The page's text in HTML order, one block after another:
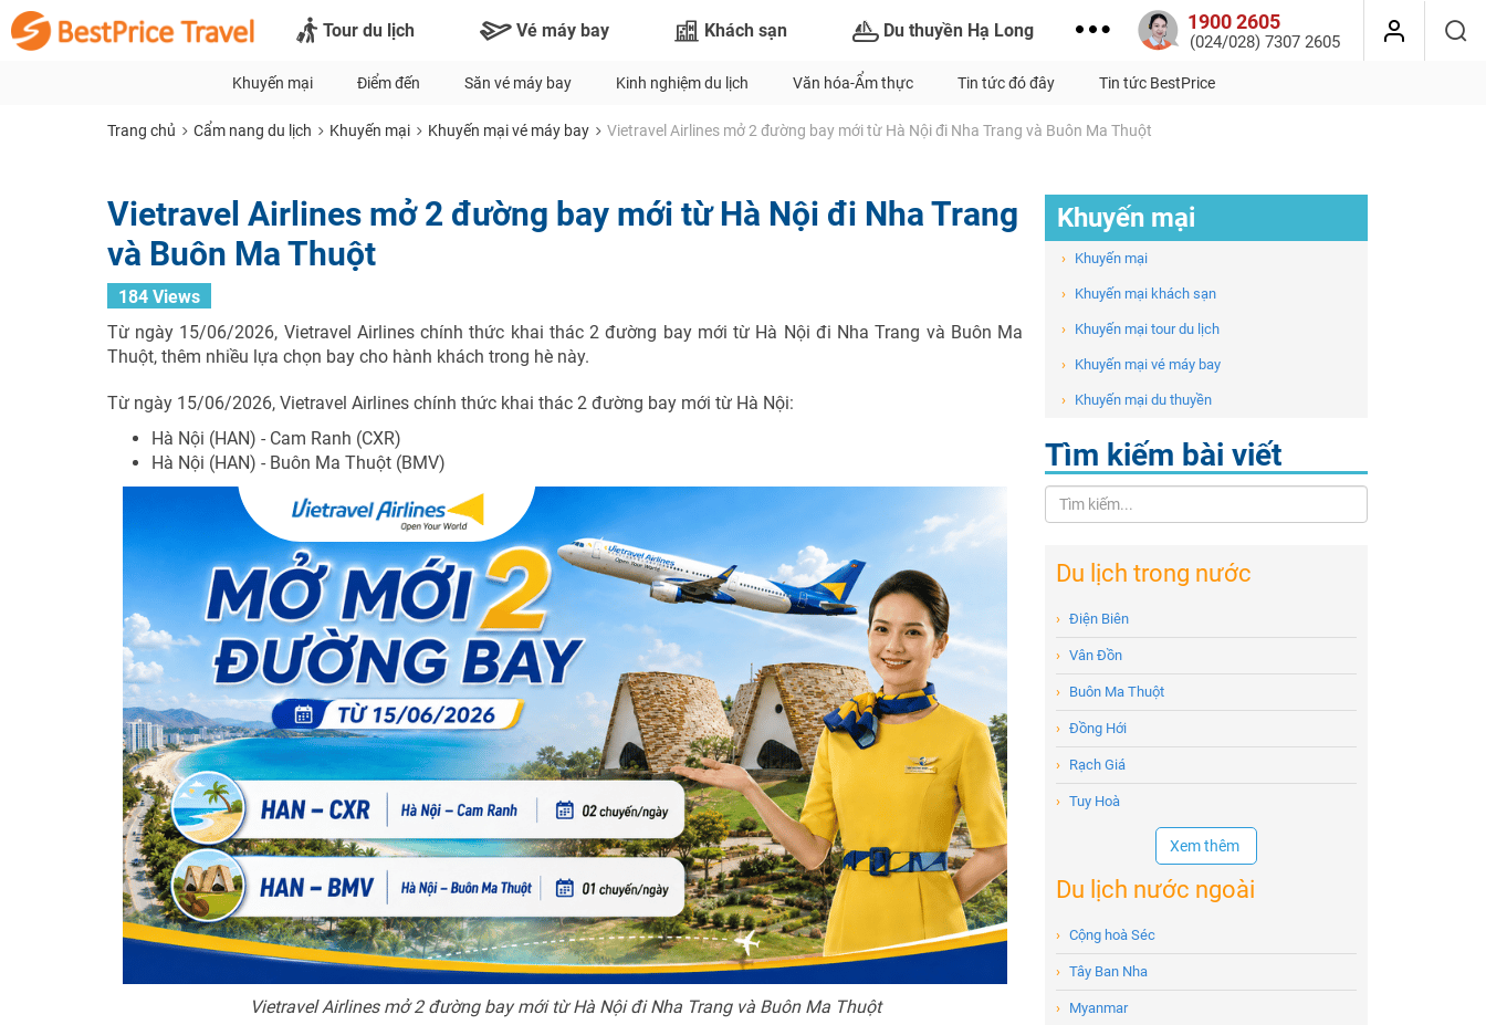
Tour du lịch Vé máy bay Khách sạn Du thuyền Hạ Long 1900 2605
(024/028) 7307 2605
Khuyến mại Điểm đến Săn vé máy bay Kinh nghiệm du lịch Văn hóa-Ẩm thực Tin tức đó đây Tin tức BestPrice
Trang chủ Cẩm nang du lịch Khuyến mại Khuyến mại vé máy bay Vietravel Airlines mở 2 đường bay mới từ Hà Nội đi Nha Trang và Buôn Ma Thuột
Vietravel Airlines mở 2 đường bay mới từ Hà Nội đi Nha Trang
và Buôn Ma Thuột
184 Views
Từ ngày 15/06/2026, Vietravel Airlines chính thức khai thác 2 đường bay mới từ Hà Nội đi Nha Trang và Buôn Ma
Thuột, thêm nhiều lựa chọn bay cho hành khách trong hè này.
Từ ngày 15/06/2026, Vietravel Airlines chính thức khai thác 2 đường bay mới từ Hà Nội:
Hà Nội (HAN) - Cam Ranh (CXR)
Hà Nội (HAN) - Buôn Ma Thuột (BMV)
Vietravel Airlines mở 2 đường bay mới từ Hà Nội đi Nha Trang và Buôn Ma Thuột
Khuyến mại
› Khuyến mại
› Khuyến mại khách sạn
› Khuyến mại tour du lịch
› Khuyến mại vé máy bay
› Khuyến mại du thuyền
Tìm kiếm bài viết
Du lịch trong nước
› Điện Biên
› Vân Đồn
› Buôn Ma Thuột
› Đồng Hới
› Rạch Giá
› Tuy Hoà
Xem thêm
Du lịch nước ngoài
› Cộng hoà Séc
› Tây Ban Nha
› Myanmar
TƯ VẤN NGAY